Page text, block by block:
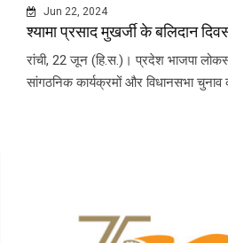
Jun 22, 2024
श्यामा प्रसाद मुखर्जी के बलिदान
रांची, 22 जून (हि.स.)। प्रदेश भाजपा
सांगठनिक कार्यक्रमों और विधानसभा चुनाव